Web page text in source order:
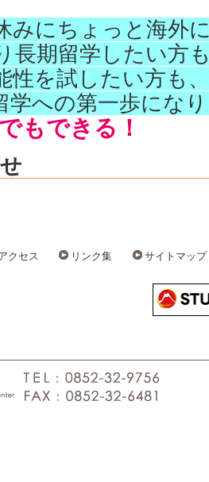
みにちょっと海外
長期留学したい方
性を試したい方も
学への第一歩にな
もできる！
クセス リンク集 サイトマップ